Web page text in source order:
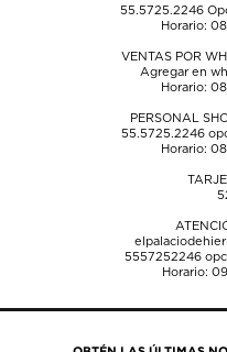
55.5725.2246
Horario:
VENTAS POR
Agregar en
Horario:
PERSONAL
55.5725.2246
Horario:
5557252246
Horario: